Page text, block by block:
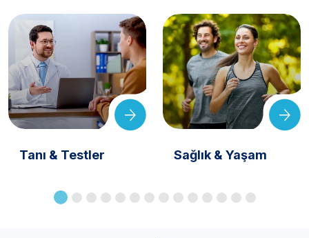
Tanı & Testler Sağlık & Yaşam